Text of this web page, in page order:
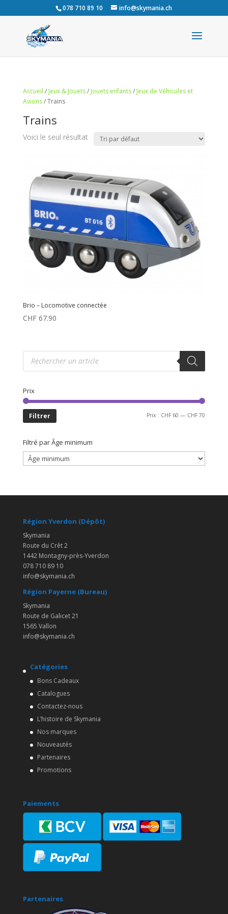
078 710 89 10 info@skymania.ch
Accueil / Jeux & Jouets/ Jouets enfants/ Jeux de Véhicules et
Avions/ Trains
Trains
Voici le seul résultat
Brio – Locomotive connectée
CHF67.90
Recherche
produits
Prix
Filtrer Prix : CHF 60 — CHF 70
Filtré par Âge minimum
Région Yverdon (Dépôt)
Skymania
Route du Crêt 2
1442 Montagny-près-Yverdon
078 710 89 10
info@skymania.ch
Région Payerne (Bureau)
Skymania
Route de Galicet 21
1565 Vallon
info@skymania.ch
Catégories
Bons Cadeaux
Catalogues
Contactez-nous
L’histoire de Skymania
Nos marques
Nouveautés
Partenaires
Promotions
Paiements
Partenaires